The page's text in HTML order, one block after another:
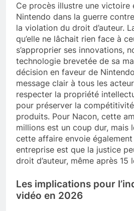
Ce procès illustre une victoire
Nintendo dans la guerre
la violation du droit d’auteur.
qu’elle ne lâchait rien face à
s’approprier ses innovations,
technologie brevetée de sa
décision en faveur de
message clair à tous les
respecter la propriété
pour préserver la
produits. Pour Nacon, cette
millions est un coup dur, mais
cette affaire envoie
entreprise est que la justice
droit d’auteur, même après 15
Les implications pour
vidéo en 2026